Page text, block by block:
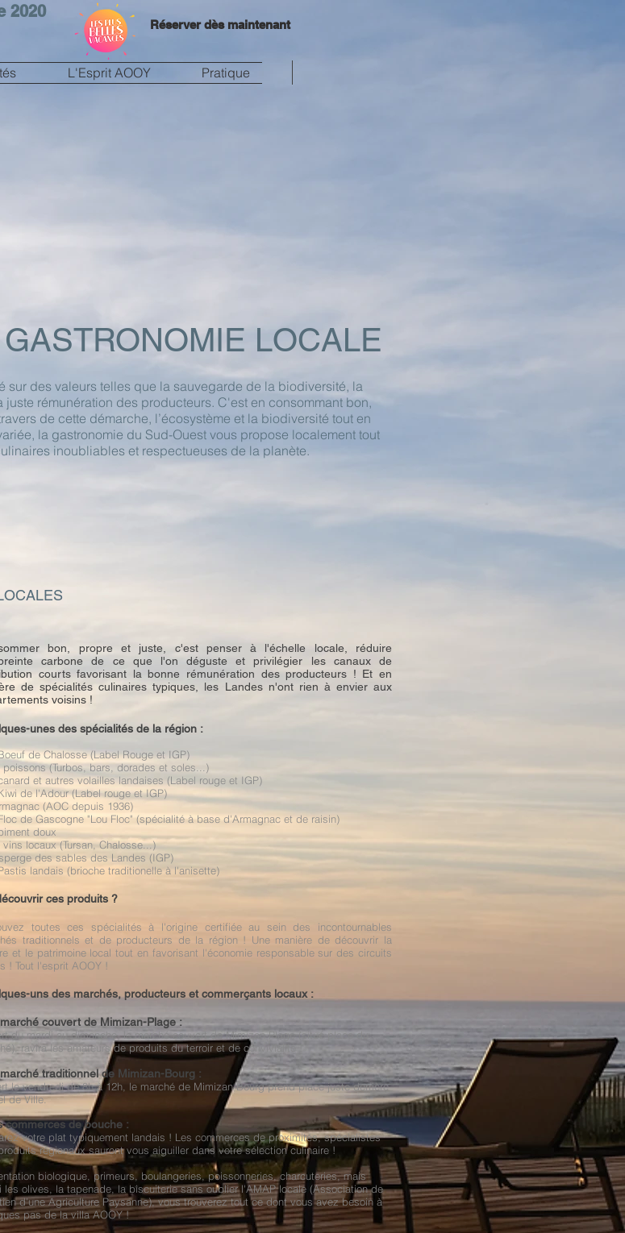
L'Esprit AOOY Pratique
2020
Réserver dès maintenant
LOCALE
sur des valeurs telles que la sauvegarde de la biodiversité, la
juste rémunération des producteurs. C'est en consommant bon,
de cette démarche, l’écosystème et la biodiversité tout en
la gastronomie du Sud-Ouest vous propose localement tout
inoubliables et respectueuses de la planète.
bon, propre et juste, c'est penser à l'échelle locale, réduire
carbone de ce que l'on déguste et privilégier les canaux de
courts favorisant la bonne rémunération des producteurs ! Et en
de spécialités culinaires typiques, les Landes n'ont rien à envier aux
voisins !
unes des spécialités de la région :
de Chalosse (Label Rouge et IGP)
poissons (Turbos, bars, dorades et soles...)
et autres volailles landaises (Label rouge et IGP)
de l'Adour (Label rouge et IGP)
(AOC depuis 1936)
de Gascogne "Lou Floc" (spécialité à base d'Armagnac et de raisin)
doux
vins locaux (Tursan, Chalosse...)
des sables des Landes (IGP)
landais (brioche traditionelle à l'anisette)
ces produits ?
toutes ces spécialités à l'origine certifiée au sein des incontournables
traditionnels et de producteurs de la région ! Une manière de découvrir la
et le patrimoine local tout en favorisant l'économie responsable sur des circuits
! Tout l'esprit AOOY !
uns des marchés, producteurs et commerçants locaux :
couvert de Mimizan-Plage :
du mardi au dimanche, le marché couvert de Mimizan-Plage (situé place du
ravira les amateurs de produits du terroir et de convivialité !
traditionnel de Mimizan-Bourg :
le vendredi de 8h à 12h, le marché de Mimizan-Bourg prend place juste derrière
de Ville.
commerces de bouche :
votre plat typiquement landais ! Les commerces de proximités, spécialistes
régionaux sauront vous aiguiller dans votre sélection culinaire !
biologique, primeurs, boulangeries, poissonneries, charcuteries, mais
les olives, la tapenade, la biscuiterie sans oublier l'AMAP locale (Association de
d'une Agriculture Paysanne), vous trouverez tout ce dont vous avez besoin à
pas de la villa AOOY !